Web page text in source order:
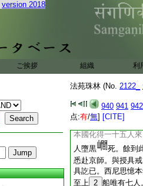
version 2018
ご挨拶 組織 利
法苑珠林 (No. 2122_
940 941 942
点:有/無] [CITE]
讖。其時大律未有
羯磨本一卷。在此
到魏皇初三年。曇
元孝文世。有光律
支法領曰。如律所
戒。不論尼衆。是
雨不能自勝。後到
比丘尼。來到長安
邊受戒。尼衆答曰
而已。二尼歎曰。
本國化得一十五人
人墮黒
死。餘到
悉赴京師。與授具
具訖已。西尼思憶
至上 2 船唯有七人